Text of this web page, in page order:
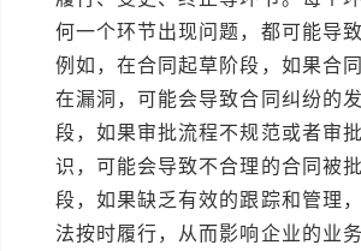
何一个环节出现问题，都可能导
例如，在合同起草阶段，如果合
在漏洞，可能会导致合同纠纷的
段，如果审批流程不规范或者审
识，可能会导致不合理的合同被
段，如果缺乏有效的跟踪和管理
法按时履行，从而影响企业的业